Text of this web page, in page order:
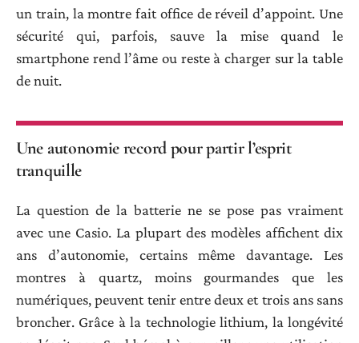
un train, la montre fait office de réveil d’appoint. Une
sécurité qui, parfois, sauve la mise quand le
smartphone rend l’âme ou reste à charger sur la table
de nuit.
Une autonomie record pour partir l’esprit
tranquille
La question de la batterie ne se pose pas vraiment
avec une Casio. La plupart des modèles affichent dix
ans d’autonomie, certains même davantage. Les
montres à quartz, moins gourmandes que les
numériques, peuvent tenir entre deux et trois ans sans
broncher. Grâce à la technologie lithium, la longévité